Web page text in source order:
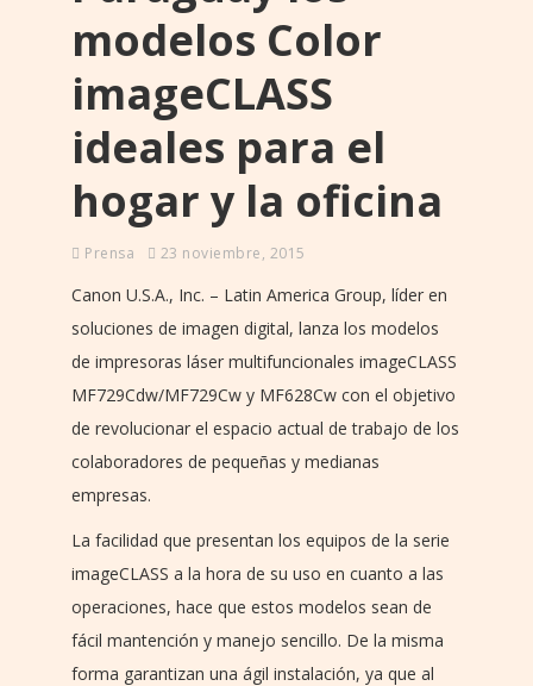
modelos Color
imageCLASS
ideales para el
hogar y la oficina
Prensa 23 noviembre, 2015
Canon U.S.A., Inc. – Latin America Group, líder en
soluciones de imagen digital, lanza los modelos
de impresoras láser multifuncionales imageCLASS
MF729Cdw/MF729Cw y MF628Cw con el objetivo
de revolucionar el espacio actual de trabajo de los
colaboradores de pequeñas y medianas
empresas.
La facilidad que presentan los equipos de la serie
imageCLASS a la hora de su uso en cuanto a las
operaciones, hace que estos modelos sean de
fácil mantención y manejo sencillo. De la misma
forma garantizan una ágil instalación, ya que al